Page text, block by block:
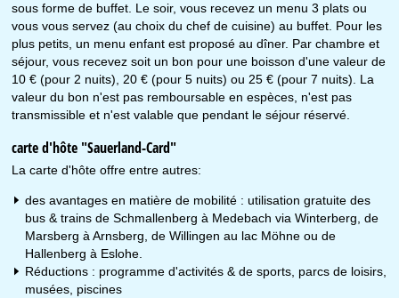
sous forme de buffet. Le soir, vous recevez un menu 3 plats ou
vous vous servez (au choix du chef de cuisine) au buffet. Pour les
plus petits, un menu enfant est proposé au dîner. Par chambre et
séjour, vous recevez soit un bon pour une boisson d'une valeur de
10 € (pour 2 nuits), 20 € (pour 5 nuits) ou 25 € (pour 7 nuits). La
valeur du bon n'est pas remboursable en espèces, n'est pas
transmissible et n'est valable que pendant le séjour réservé.
carte d'hôte "Sauerland-Card"
La carte d'hôte offre entre autres:
des avantages en matière de mobilité : utilisation gratuite des
bus & trains de Schmallenberg à Medebach via Winterberg, de
Marsberg à Arnsberg, de Willingen au lac Möhne ou de
Hallenberg à Eslohe.
Réductions : programme d'activités & de sports, parcs de loisirs,
musées, piscines